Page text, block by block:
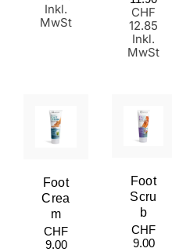
Inkl.
MwSt
CHF
12.85
Inkl.
MwSt
Foot
Crea
M
Normaler
Preis
CHF
9.00
Foot
Scru
B
Normaler
Preis
CHF
9.00